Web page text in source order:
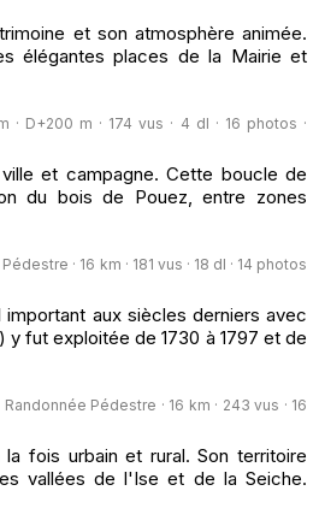
et son atmosphère animée.
élégantes places de la Mairie et
· D+200 m · 174 vus · 4 dl · 16 photos ·
et campagne. Cette boucle de
du bois de Pouez, entre zones
· 16 km · 181 vus · 18 dl · 14 photos
aux siècles derniers avec
fut exploitée de 1730 à 1797 et de
Randonnée Pédestre · 16 km · 243 vus · 16
fois urbain et rural. Son territoire
vallées de l'Ise et de la Seiche.